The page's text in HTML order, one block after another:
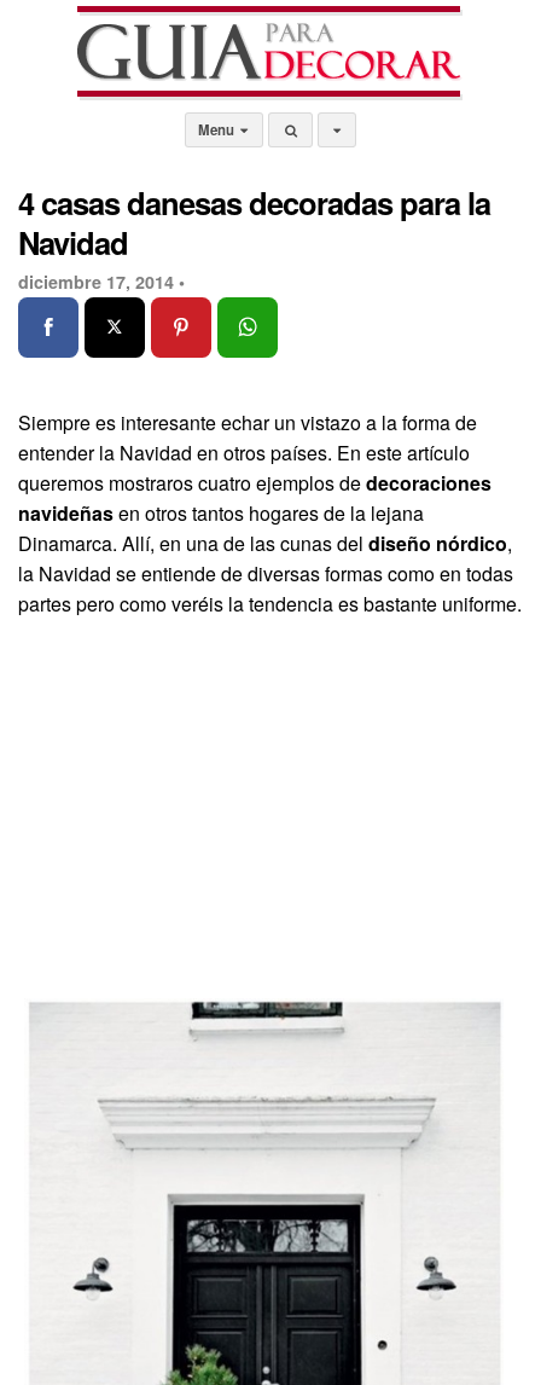
Menu
4 casas danesas decoradas para la
Navidad
diciembre 17, 2014 •
Siempre es interesante echar un vistazo a la forma de
entender la Navidad en otros países. En este artículo
queremos mostraros cuatro ejemplos dedecoraciones
navideñasen otros tantos hogares de la lejana
Dinamarca. Allí, en una de las cunas del diseño nórdico,
la Navidad se entiende de diversas formas como en todas
partes pero como veréis la tendencia es bastante uniforme.